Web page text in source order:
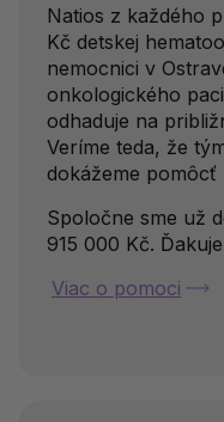
Natios z každého
Kč detskej
nemocnici v
onkologického
odhaduje na
Veríme teda, že
dokážeme pomôcť
Spoločne sme už
915 000 Kč.
Viac o pomoci